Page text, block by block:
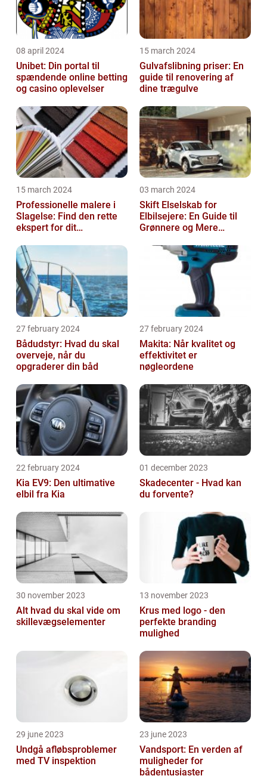
08 april 2024
Unibet: Din portal til
spændende online betting
og casino oplevelser
15 march 2024
Gulvafslibning priser: En
guide til renovering af
dine trægulve
15 march 2024
Professionelle malere i
Slagelse: Find den rette
ekspert for dit
03 march 2024
Skift Elselskab for
Elbilsejere: En Guide til
Grønnere og Mere
27 february 2024
Bådudstyr: Hvad du skal
overveje, når du
opgraderer din båd
27 february 2024
Makita: Når kvalitet og
effektivitet er
nøgleordene
22 february 2024
Kia EV9: Den ultimative
elbil fra Kia
01 december 2023
Skadecenter - Hvad kan
du forvente?
30 november 2023
Alt hvad du skal vide om
skillevægselementer
13 november 2023
Krus med logo - den
perfekte branding
mulighed
29 june 2023
Undgå afløbsproblemer
med TV inspektion
23 june 2023
Vandsport: En verden af
muligheder for
bådentusiaster